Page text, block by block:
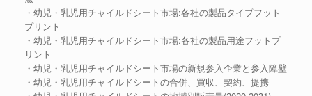
・幼児・乳児用チャイルドシート市場:各社の製品タイプフット
プリント
・幼児・乳児用チャイルドシート市場:各社の製品用途フットプ
リント
・幼児・乳児用チャイルドシート市場の新規参入企業と参入障壁
・幼児・乳児用チャイルドシートの合併、買収、契約、提携